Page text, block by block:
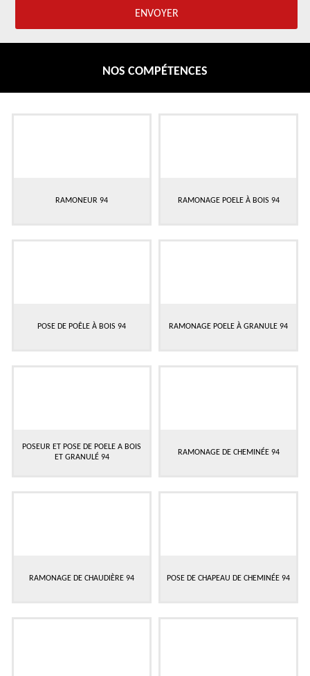
NOS COMPÉTENCES
RAMONEUR 94 RAMONAGE POELE À BOIS 94
POSE DE POÊLE À BOIS 94 RAMONAGE POELE À GRANULE 94
POSEUR ET POSE DE POELE A BOIS
ET GRANULÉ 94
RAMONAGE DE CHEMINÉE 94
RAMONAGE DE CHAUDIÈRE 94 POSE DE CHAPEAU DE CHEMINÉE 94